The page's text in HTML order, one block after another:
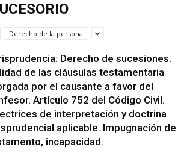
Derecho de la persona
Derecho de sucesiones.
de las cláusulas testamentaria
por el causante a favor del
Artículo 752 del Código Civil.
de interpretación y doctrina
aplicable. Impugnación de
incapacidad.